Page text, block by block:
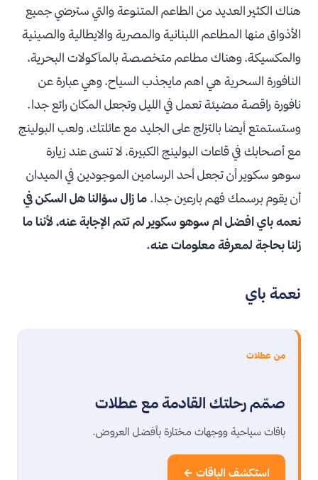
هناك الكثير العديد من الطاعم المتنوعة والتي سترضي جميع
الأذواق منها المطاعم اللبنانية والمصرية والايطالية والصينية
والمكسيكة، وهناك مطاعم متخصصة بالمآكولات البحرية،
النافورة السحرية هي اهم مايجذب السياح، وهي عبارة عن
نافورة راقصة مضيئة تعمل في الليل وتجعل المكان رائع جدا.
وستستمتع أيضا بالتزلج على الجليد مع عائلتك، ولعب البولينج
مع أصحابك في قاعات البولينج الكبيرة، لا تنسى عند زيارة
سوهو سكوير أن تجعل أحد الرسامين الموجودين في الميدان
أن يقوم برسمك فهم بارعين جدا. ما زال سؤالنا هل السكن في
نعمه باي افضل ام سوهو سكوير لم تتم الإجابة عنه، لأننا ما
زلنا بحاجة لمعرفة معلومات عنه.
نعمة باي
من عطلات
صمّم رحلتك القادمة مع عطلات
باقات سياحية ووجهات مختارة بأفضل العروض.
استكشف الباقات ←